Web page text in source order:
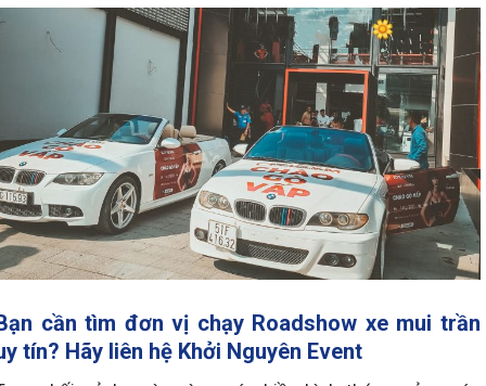
cần tìm đơn vị chạy Roadshow xe mui trần
tín? Hãy liên hệ Khởi Nguyên Event